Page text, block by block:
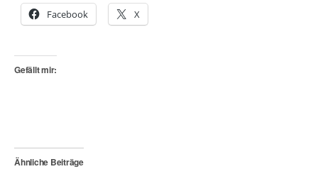
Facebook X
Gefällt mir:
Ähnliche Beiträge